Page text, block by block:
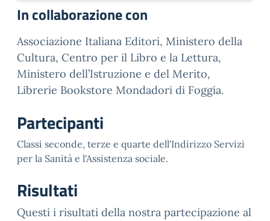
In collaborazione con
Associazione Italiana Editori, Ministero della
Cultura, Centro per il Libro e la Lettura,
Ministero dell’Istruzione e del Merito,
Librerie Bookstore Mondadori di Foggia.
Partecipanti
Classi seconde, terze e quarte dell'Indirizzo Servizi
per la Sanità e l'Assistenza sociale.
Risultati
Questi i risultati della nostra partecipazione al